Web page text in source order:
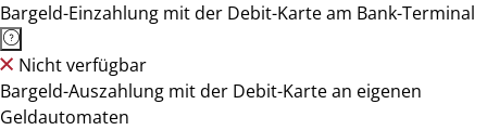
Bargeld-Einzahlung mit der Debit-Karte am Bank-Terminal
Nicht verfügbar
Bargeld-Auszahlung mit der Debit-Karte an eigenen
Geldautomaten